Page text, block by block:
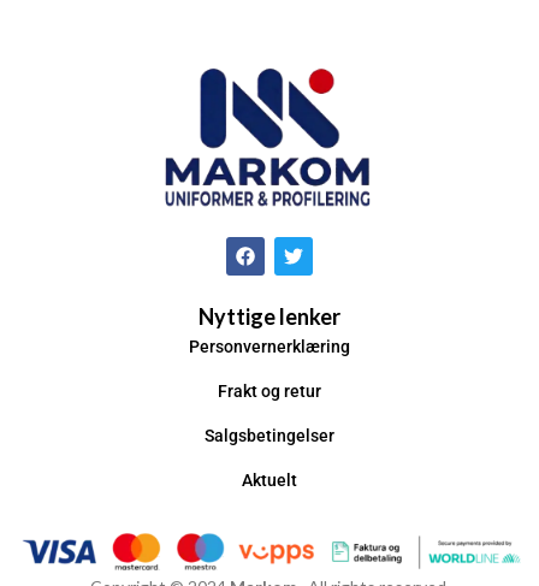
Nyttige lenker
Personvernerklæring
Frakt og retur
Salgsbetingelser
Aktuelt